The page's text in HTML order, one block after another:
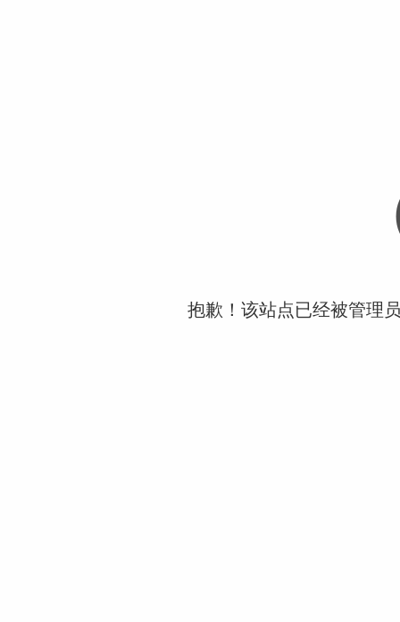
抱歉！该站点已经被管理